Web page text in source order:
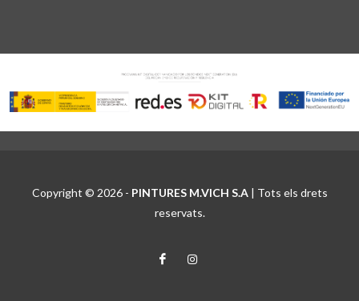
Copyright © 2026 - PINTURES M.VICH S.A| Tots els drets
reservats.